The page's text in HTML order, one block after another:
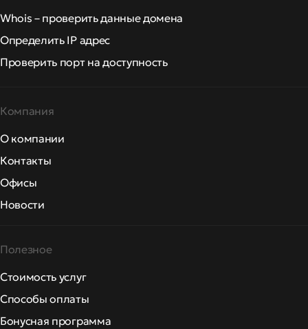
Whois – проверить данные домена
Определить IP адрес
Проверить порт на доступность
Компания
О компании
Контакты
Офисы
Новости
Полезное
Стоимость услуг
Способы оплаты
Бонусная программа